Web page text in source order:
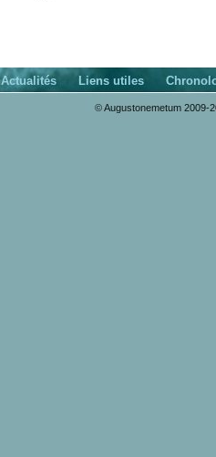
Actualités Liens utiles
© Augustonemetum 2009-